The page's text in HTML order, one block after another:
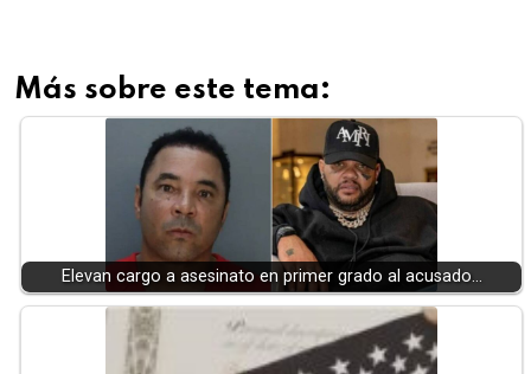
Más sobre este tema:
Elevan cargo a asesinato en primer grado al acusado…